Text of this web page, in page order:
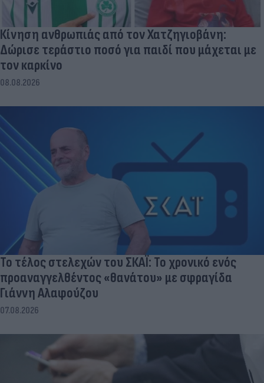
Κίνηση ανθρωπιάς από τον Χατζηγιοβάνη:
Δώρισε τεράστιο ποσό για παιδί που μάχεται με
τον καρκίνο
08.08.2026
Το τέλος στελεχών του ΣΚΑΪ: Το χρονικό ενός
προαναγγελθέντος «θανάτου» με σφραγίδα
Γιάννη Αλαφούζου
07.08.2026